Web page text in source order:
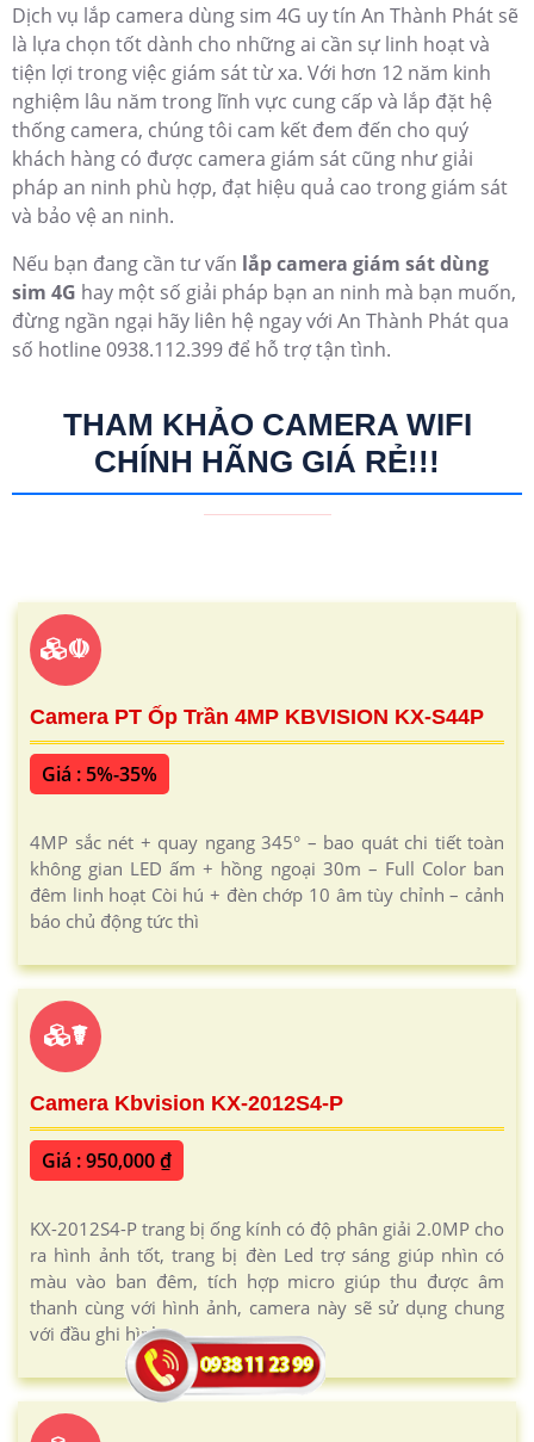
Dịch vụ lắp camera dùng sim 4G uy tín An Thành Phát sẽ
là lựa chọn tốt dành cho những ai cần sự linh hoạt và
tiện lợi trong việc giám sát từ xa. Với hơn 12 năm kinh
nghiệm lâu năm trong lĩnh vực cung cấp và lắp đặt hệ
thống camera, chúng tôi cam kết đem đến cho quý
khách hàng có được camera giám sát cũng như giải
pháp an ninh phù hợp, đạt hiệu quả cao trong giám sát
và bảo vệ an ninh.
Nếu bạn đang cần tư vấn lắp camera giám sát dùng
sim 4G hay một số giải pháp bạn an ninh mà bạn muốn,
đừng ngần ngại hãy liên hệ ngay với An Thành Phát qua
số hotline 0938.112.399 để hỗ trợ tận tình.
THAM KHẢO CAMERA WIFI
CHÍNH HÃNG GIÁ RẺ!!!
☫
Camera PT Ốp Trần 4MP KBVISION KX-S44P
Giá : 5%-35%
4MP sắc nét + quay ngang 345° – bao quát chi tiết toàn
không gian LED ấm + hồng ngoại 30m – Full Color ban
đêm linh hoạt Còi hú + đèn chớp 10 âm tùy chỉnh – cảnh
báo chủ động tức thì
☤
Camera Kbvision KX-2012S4-P
Giá : 950,000 ₫
KX-2012S4-P trang bị ống kính có độ phân giải 2.0MP cho
ra hình ảnh tốt, trang bị đèn Led trợ sáng giúp nhìn có
màu vào ban đêm, tích hợp micro giúp thu được âm
thanh cùng với hình ảnh, camera này sẽ sử dụng chung
với đầu ghi hình